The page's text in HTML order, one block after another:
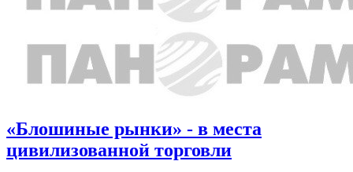
«Блошиные рынки» - в места
цивилизованной торговли